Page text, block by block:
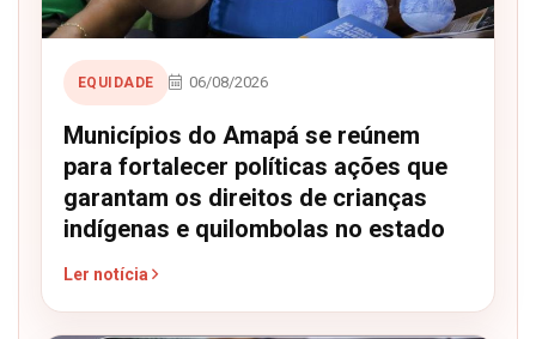
EQUIDADE 06/08/2026
Municípios do Amapá se reúnem
para fortalecer políticas ações que
garantam os direitos de crianças
indígenas e quilombolas no estado
Ler notícia